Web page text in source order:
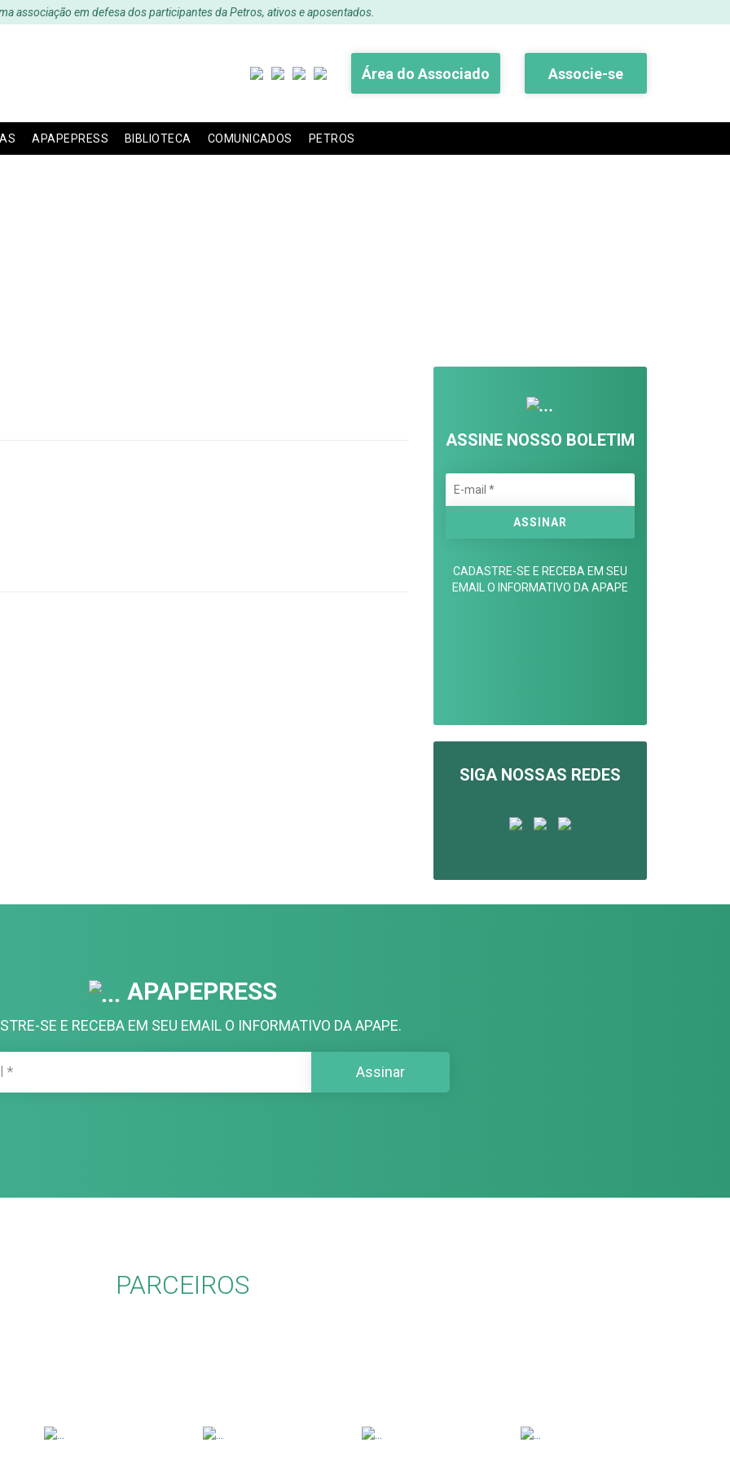
associação em defesa dos participantes da Petros, ativos e aposentados.
Área do Associado Associe-se
APAPEPRESS BIBLIOTECA COMUNICADOS PETROS
ASSINE NOSSO BOLETIM
CADASTRE-SE E RECEBA EM SEU
EMAIL O INFORMATIVO DA APAPE
SIGA NOSSAS REDES
APAPEPRESS
SE E RECEBA EM SEU EMAIL O INFORMATIVO DA APAPE.
PARCEIROS